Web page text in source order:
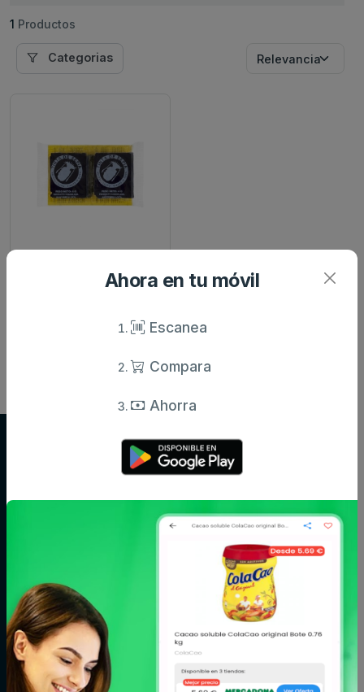
1 Productos
Categorias
Tinta de sepia nortindal
congelada paqueteAhora en tu móvil
Escanea
Compara
Ahorra
Supersupers.com
Compara precios de supermercados y ahorra en tu compra diaria.
Aceite,
especias y
salsas
Aperitivos
Arroz,
legumbres y
pasta
chocolate